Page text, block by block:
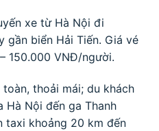
xe từ Hà Nội đi
gần biển Hải Tiến. Giá vé
150.000 VNĐ/người.
toàn, thoải mái; du khách
Nội đến ga Thanh
taxi khoảng 20 km đến